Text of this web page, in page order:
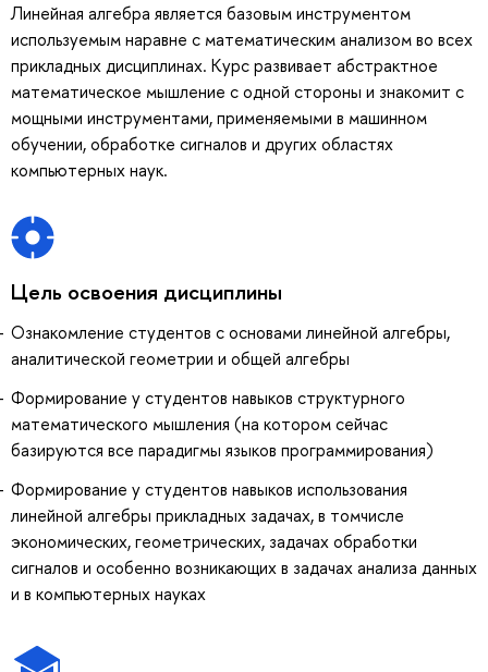
Линейная алгебра является базовым инструментом
используемым наравне с математическим анализом во всех
прикладных дисциплинах. Курс развивает абстрактное
математическое мышление с одной стороны и знакомит с
мощными инструментами, применяемыми в машинном
обучении, обработке сигналов и других областях
компьютерных наук.
Цель освоения дисциплины
Ознакомление студентов с основами линейной алгебры,
аналитической геометрии и общей алгебры
Формирование у студентов навыков структурного
математического мышления (на котором сейчас
базируются все парадигмы языков программирования)
Формирование у студентов навыков использования
линейной алгебры прикладных задачах, в томчисле
экономических, геометрических, задачах обработки
сигналов и особенно возникающих в задачах анализа данных
и в компьютерных науках